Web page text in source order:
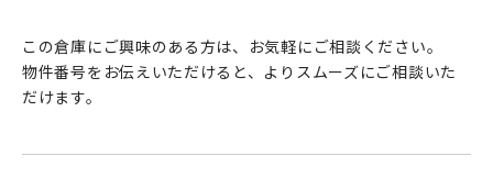
この倉庫にご興味のある方は、お気軽にご相談ください。
物件番号をお伝えいただけると、よりスムーズにご相談いた
だけます。